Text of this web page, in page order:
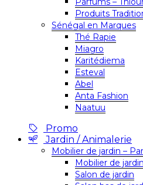
Produits
Sénégal en Marques
Thé Rapie
Miagro
Karitédiema
Esteval
Abel
Anta Fashion
Naatuu
Promo
Jardin / Animalerie
Mobilier de jardin –
Mobilier de jardin
Salon de jardin